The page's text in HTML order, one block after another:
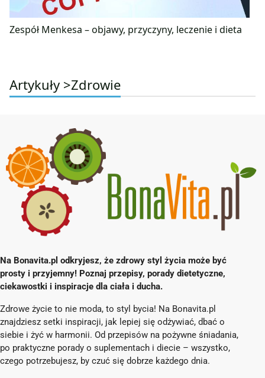
Zespół Menkesa – objawy, przyczyny, leczenie i dieta
Artykuły >Zdrowie
Na Bonavita.pl odkryjesz, że zdrowy styl życia może być
prosty i przyjemny! Poznaj przepisy, porady dietetyczne,
ciekawostki i inspiracje dla ciała i ducha.
Zdrowe życie to nie moda, to styl bycia! Na Bonavita.pl
znajdziesz setki inspiracji, jak lepiej się odżywiać, dbać o
siebie i żyć w harmonii. Od przepisów na pożywne śniadania,
po praktyczne porady o suplementach i diecie – wszystko,
czego potrzebujesz, by czuć się dobrze każdego dnia.